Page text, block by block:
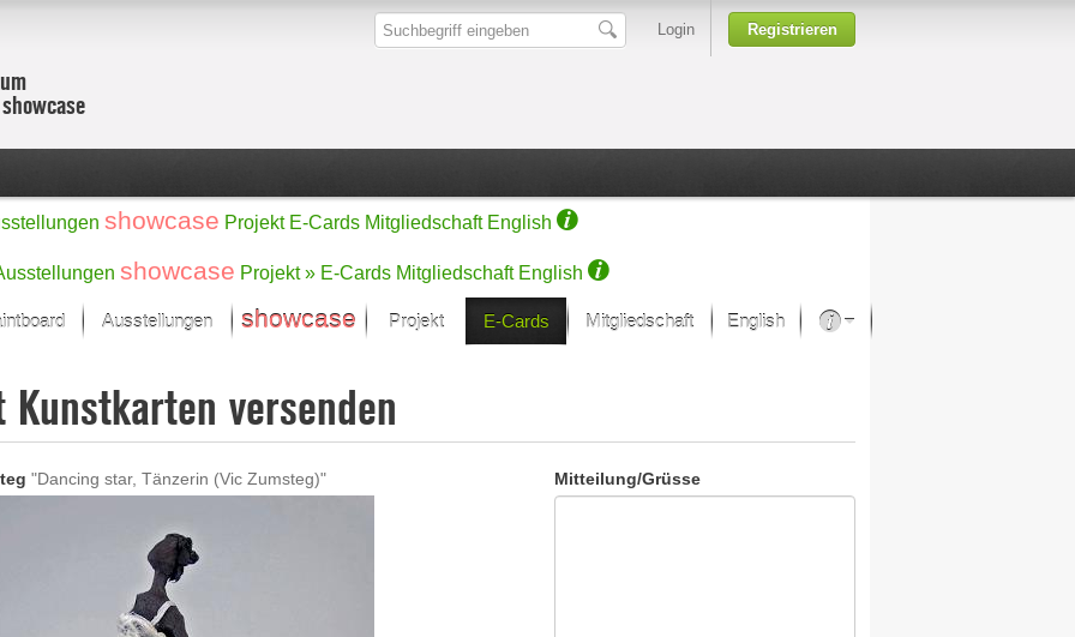
Login Registrieren
showcase Projekt E-Cards Mitgliedschaft English
showcase Projekt » E-Cards Mitgliedschaft English
im Fokus
Malerei
Skulptur/Plastik
Digital Art
Grafik
Ausstellungen showcase Projekt
Ein Künstlerförderprojekt von Samsung
E-Cards Mitgliedschaft English
Kunsthäuser
Kunstkarten versenden
"Dancing star, Tänzerin (Vic Zumsteg)" Mitteilung/Grüsse